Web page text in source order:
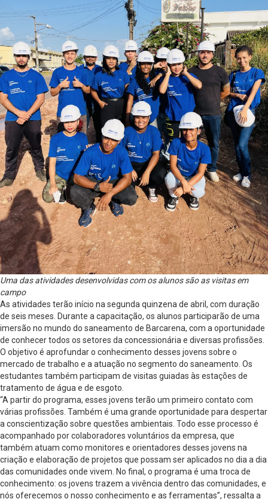
Uma das atividades desenvolvidas com os alunos são as visitas em
campo
As atividades terão início na segunda quinzena de abril, com duração
de seis meses. Durante a capacitação, os alunos participarão de uma
imersão no mundo do saneamento de Barcarena, com a oportunidade
de conhecer todos os setores da concessionária e diversas profissões.
O objetivo é aprofundar o conhecimento desses jovens sobre o
mercado de trabalho e a atuação no segmento do saneamento. Os
estudantes também participam de visitas guiadas às estações de
tratamento de água e de esgoto.
“A partir do programa, esses jovens terão um primeiro contato com
várias profissões. Também é uma grande oportunidade para despertar
a conscientização sobre questões ambientais. Todo esse processo é
acompanhado por colaboradores voluntários da empresa, que
também atuam como monitores e orientadores desses jovens na
criação e elaboração de projetos que possam ser aplicados no dia a dia
das comunidades onde vivem. No final, o programa é uma troca de
conhecimento: os jovens trazem a vivência dentro das comunidades, e
nós oferecemos o nosso conhecimento e as ferramentas”, ressalta a